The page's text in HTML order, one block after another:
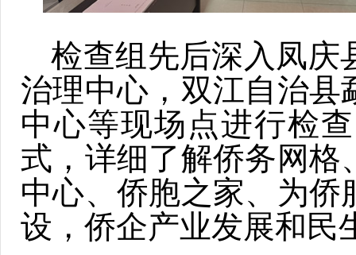
检查组先后深入凤庆
治理中心，双江自治县
中心等现场点进行检
式，详细了解侨务网格
中心、侨胞之家、为
设，侨企产业发展和民